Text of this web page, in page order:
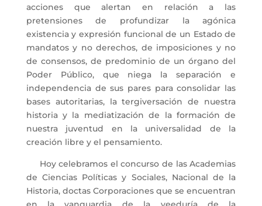
acciones que alertan en relación a las
pretensiones de profundizar la agónica
existencia y expresión funcional de un Estado de
mandatos y no derechos, de imposiciones y no
de consensos, de predominio de un órgano del
Poder Público, que niega la separación e
independencia de sus pares para consolidar las
bases autoritarias, la tergiversación de nuestra
historia y la mediatización de la formación de
nuestra juventud en la universalidad de la
creación libre y el pensamiento.
Hoy celebramos el concurso de las Academias
de Ciencias Políticas y Sociales, Nacional de la
Historia, doctas Corporaciones que se encuentran